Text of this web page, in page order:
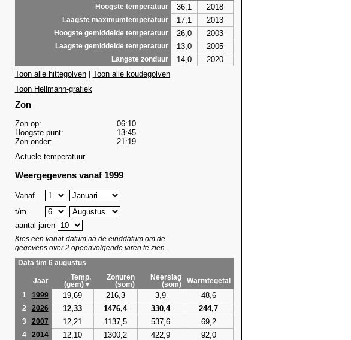
Hoogste temperatuur
36,1 2018
Laagste maximumtemperatuur 17,1 2013
Hoogste gemiddelde temperatuur 26,0 2003
Laagste gemiddelde temperatuur 13,0 2005
Langste zonduur 14,0
2020
Toon alle hittegolven| Toon alle koudegolven
Toon Hellmann-grafiek
Zon
Zon op:
06:10
Hoogste punt:
13:45
Zon onder:
21:19
Actuele temperatuur
Weergegevens vanaf 1999
Vanaf
t/m
aantal jaren
Kies een vanaf-datum na de einddatum om de
gegevens over 2 opeenvolgende jaren te zien.
Data t/m 6 augustus
Jaar
Temp.
(gem)▼
Zonuren
(som)
Neerslag
(som)
Warmtegetal
1
1999 19,69 216,3 3,9 48,6
2 2026 12,33 1476,4 330,4 244,7
3 2007 12,21 1137,5 537,6 69,2
4 2014 12,10 1300,2 422,9 92,0